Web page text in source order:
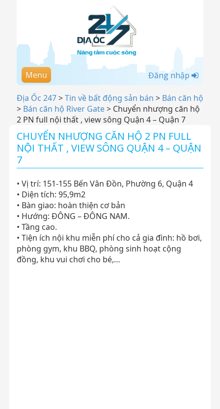
Menu Đăng nhập
Địa Ốc 247>Tin về bất động sản bán > Bán căn hộ
> Bán căn hộ River Gate> Chuyển nhượng căn hộ
2 PN full nội thất , view sông Quận 4 – Quận 7
CHUYỂN NHƯỢNG CĂN HỘ 2 PN FULL
NỘI THẤT , VIEW SÔNG QUẬN 4 – QUẬN
7
• Vị trí: 151-155 Bến Vân Đồn, Phường 6, Quận 4
• Diện tích: 95,9m2
• Bàn giao: hoàn thiện cơ bản
• Hướng: ĐÔNG – ĐÔNG NAM.
• Tầng cao.
• Tiện ích nội khu miễn phí cho cả gia đình: hồ bơi,
phòng gym, khu BBQ, phòng sinh hoạt cộng
đồng, khu vui chơi cho bé,…